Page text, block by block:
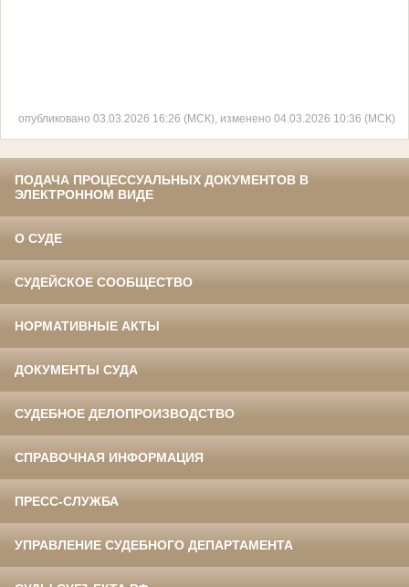
опубликовано 03.03.2026 16:26 (МСК), изменено 04.03.2026 10:36 (МСК)
ПОДАЧА ПРОЦЕССУАЛЬНЫХ ДОКУМЕНТОВ В
ЭЛЕКТРОННОМ ВИДЕ
О СУДЕ
СУДЕЙСКОЕ СООБЩЕСТВО
НОРМАТИВНЫЕ АКТЫ
ДОКУМЕНТЫ СУДА
СУДЕБНОЕ ДЕЛОПРОИЗВОДСТВО
СПРАВОЧНАЯ ИНФОРМАЦИЯ
ПРЕСС-СЛУЖБА
УПРАВЛЕНИЕ СУДЕБНОГО ДЕПАРТАМЕНТА